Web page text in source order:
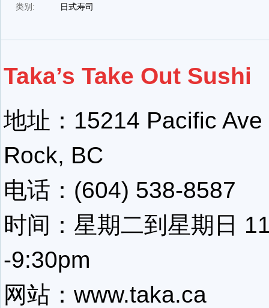
类别:
日式寿司
Taka’s Take Out Sushi
地址：15214 Pacific Ave
Rock, BC
电话：(604) 538-8587
时间：星期二到星期日
-9:30pm
网站： www.taka.ca